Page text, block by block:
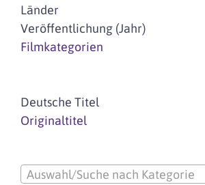
Länder
Veröffentlichung (Jahr)
Filmkategorien
Deutsche Titel
Originaltitel
Auswahl/Suche nach Kategorie